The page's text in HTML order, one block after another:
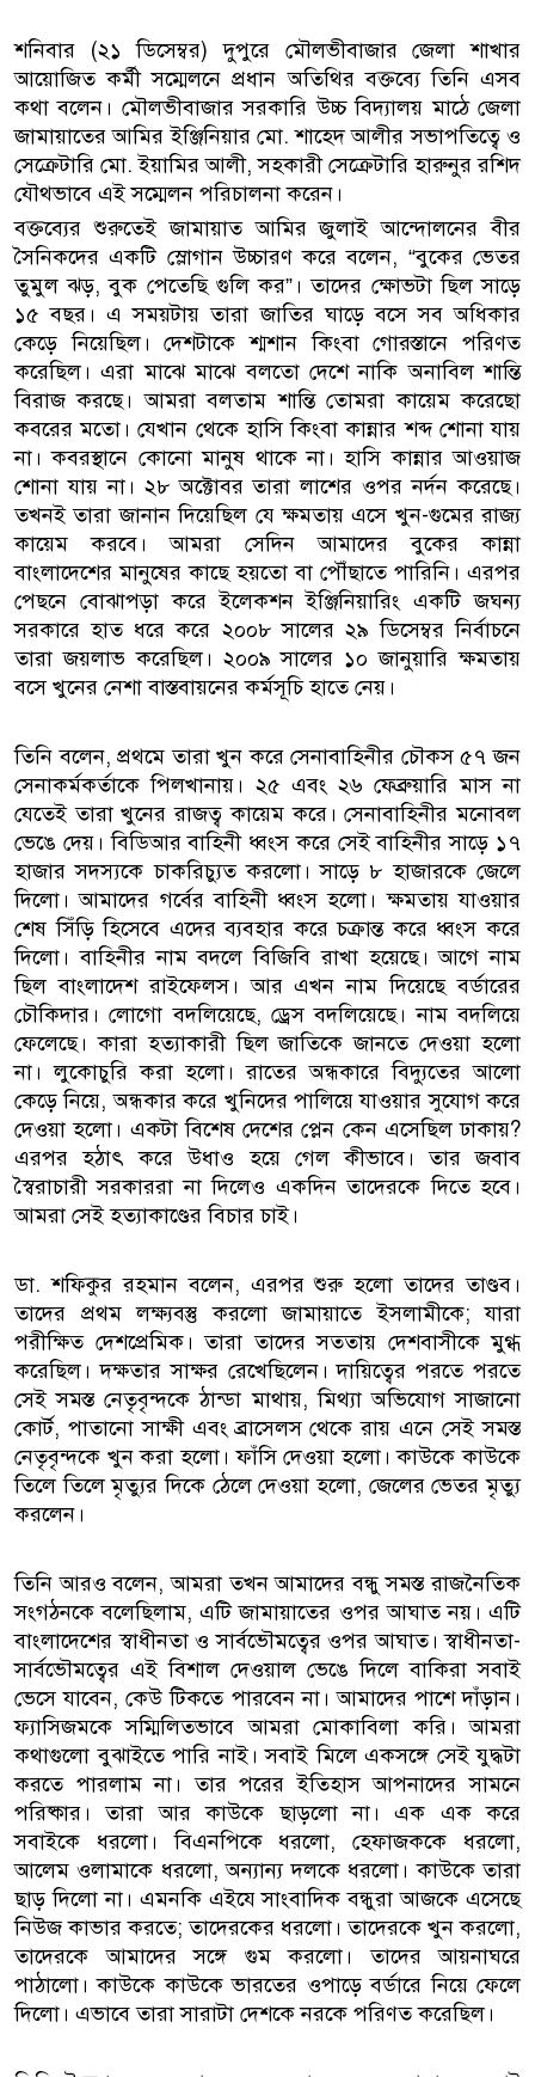
শনিবার (২১ ডিসেম্বর) দুপুরে মৌলভীবাজার জেলা শাখার
আয়োজিত কর্মী সম্মেলনে প্রধান অতিথির বক্তব্যে তিনি এসব
কথা বলেন। মৌলভীবাজার সরকারি উচ্চ বিদ্যালয় মাঠে জেলা
জামায়াতের আমির ইঞ্জিনিয়ার মো. শাহেদ আলীর সভাপতিত্বে ও
সেক্রেটারি মো. ইয়ামির আলী, সহকারী সেক্রেটারি হারুনুর রশিদ
যৌথভাবে এই সম্মেলন পরিচালনা করেন।
বক্তব্যের শুরুতেই জামায়াত আমির জুলাই আন্দোলনের বীর
সৈনিকদের একটি স্লোগান উচ্চারণ করে বলেন, “বুকের ভেতর
তুমুল ঝড়, বুক পেতেছি গুলি কর”। তাদের ক্ষোভটা ছিল সাড়ে
১৫ বছর। এ সময়টায় তারা জাতির ঘাড়ে বসে সব অধিকার
কেড়ে নিয়েছিল। দেশটাকে শ্মশান কিংবা গোরস্তানে পরিণত
করেছিল। এরা মাঝে মাঝে বলতো দেশে নাকি অনাবিল শান্তি
বিরাজ করছে। আমরা বলতাম শান্তি তোমরা কায়েম করেছো
কবরের মতো। যেখান থেকে হাসি কিংবা কান্নার শব্দ শোনা যায়
না। কবরস্থানে কোনো মানুষ থাকে না। হাসি কান্নার আওয়াজ
শোনা যায় না। ২৮ অক্টোবর তারা লাশের ওপর নর্দন করেছে।
তখনই তারা জানান দিয়েছিল যে ক্ষমতায় এসে খুন-গুমের রাজ্য
কায়েম করবে। আমরা সেদিন আমাদের বুকের কান্না
বাংলাদেশের মানুষের কাছে হয়তো বা পৌঁছাতে পারিনি। এরপর
পেছনে বোঝাপড়া করে ইলেকশন ইঞ্জিনিয়ারিং একটি জঘন্য
সরকারে হাত ধরে করে ২০০৮ সালের ২৯ ডিসেম্বর নির্বাচনে
তারা জয়লাভ করেছিল। ২০০৯ সালের ১০ জানুয়ারি ক্ষমতায়
বসে খুনের নেশা বাস্তবায়নের কর্মসূচি হাতে নেয়।
তিনি বলেন, প্রথমে তারা খুন করে সেনাবাহিনীর চৌকস ৫৭ জন
সেনাকর্মকর্তাকে পিলখানায়। ২৫ এবং ২৬ ফেব্রুয়ারি মাস না
যেতেই তারা খুনের রাজত্ব কায়েম করে। সেনাবাহিনীর মনোবল
ভেঙে দেয়। বিডিআর বাহিনী ধ্বংস করে সেই বাহিনীর সাড়ে ১৭
হাজার সদস্যকে চাকরিচ্যুত করলো। সাড়ে ৮ হাজারকে জেলে
দিলো। আমাদের গর্বের বাহিনী ধ্বংস হলো। ক্ষমতায় যাওয়ার
শেষ সিঁড়ি হিসেবে এদের ব্যবহার করে চক্রান্ত করে ধ্বংস করে
দিলো। বাহিনীর নাম বদলে বিজিবি রাখা হয়েছে। আগে নাম
ছিল বাংলাদেশ রাইফেলস। আর এখন নাম দিয়েছে বর্ডারের
চৌকিদার। লোগো বদলিয়েছে, ড্রেস বদলিয়েছে। নাম বদলিয়ে
ফেলেছে। কারা হত্যাকারী ছিল জাতিকে জানতে দেওয়া হলো
না। লুকোচুরি করা হলো। রাতের অন্ধকারে বিদ্যুতের আলো
কেড়ে নিয়ে, অন্ধকার করে খুনিদের পালিয়ে যাওয়ার সুযোগ করে
দেওয়া হলো। একটা বিশেষ দেশের প্লেন কেন এসেছিল ঢাকায়?
এরপর হঠাৎ করে উধাও হয়ে গেল কীভাবে। তার জবাব
স্বৈরাচারী সরকাররা না দিলেও একদিন তাদেরকে দিতে হবে।
আমরা সেই হত্যাকাণ্ডের বিচার চাই।
ডা. শফিকুর রহমান বলেন, এরপর শুরু হলো তাদের তাণ্ডব।
তাদের প্রথম লক্ষ্যবস্তু করলো জামায়াতে ইসলামীকে; যারা
পরীক্ষিত দেশপ্রেমিক। তারা তাদের সততায় দেশবাসীকে মুগ্ধ
করেছিল। দক্ষতার সাক্ষর রেখেছিলেন। দায়িত্বের পরতে পরতে
সেই সমস্ত নেতৃবৃন্দকে ঠান্ডা মাথায়, মিথ্যা অভিযোগ সাজানো
কোর্ট, পাতানো সাক্ষী এবং ব্রাসেলস থেকে রায় এনে সেই সমস্ত
নেতৃবৃন্দকে খুন করা হলো। ফাঁসি দেওয়া হলো। কাউকে কাউকে
তিলে তিলে মৃত্যুর দিকে ঠেলে দেওয়া হলো, জেলের ভেতর মৃত্যু
করলেন।
তিনি আরও বলেন, আমরা তখন আমাদের বন্ধু সমস্ত রাজনৈতিক
সংগঠনকে বলেছিলাম, এটি জামায়াতের ওপর আঘাত নয়। এটি
বাংলাদেশের স্বাধীনতা ও সার্বভৌমত্বের ওপর আঘাত। স্বাধীনতা-
সার্বভৌমত্বের এই বিশাল দেওয়াল ভেঙে দিলে বাকিরা সবাই
ভেসে যাবেন, কেউ টিকতে পারবেন না। আমাদের পাশে দাঁড়ান।
ফ্যাসিজমকে সম্মিলিতভাবে আমরা মোকাবিলা করি। আমরা
কথাগুলো বুঝাইতে পারি নাই। সবাই মিলে একসঙ্গে সেই যুদ্ধটা
করতে পারলাম না। তার পরের ইতিহাস আপনাদের সামনে
পরিষ্কার। তারা আর কাউকে ছাড়লো না। এক এক করে
সবাইকে ধরলো। বিএনপিকে ধরলো, হেফাজককে ধরলো,
আলেম ওলামাকে ধরলো, অন্যান্য দলকে ধরলো। কাউকে তারা
ছাড় দিলো না। এমনকি এইযে সাংবাদিক বন্ধুরা আজকে এসেছে
নিউজ কাভার করতে; তাদেরকের ধরলো। তাদেরকে খুন করলো,
তাদেরকে আমাদের সঙ্গে গুম করলো। তাদের আয়নাঘরে
পাঠালো। কাউকে কাউকে ভারতের ওপাড়ে বর্ডারে নিয়ে ফেলে
দিলো। এভাবে তারা সারাটা দেশকে নরকে পরিণত করেছিল।